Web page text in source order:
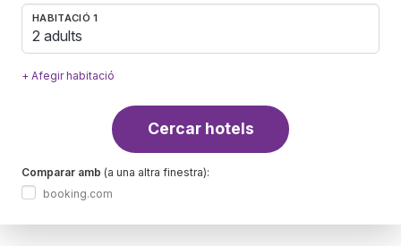
HABITACIÓ 1
2 adults
+ Afegir habitació
Cercar hotels
Comparar amb (a una altra finestra):
booking.com